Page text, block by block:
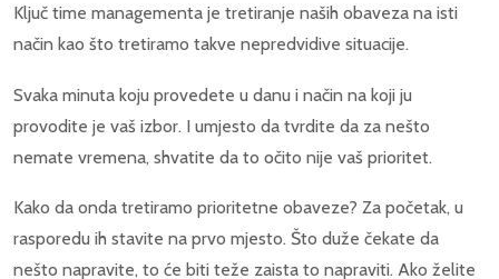
Ključ time managementa je tretiranje naših obaveza na isti
način kao što tretiramo takve nepredvidive situacije.
Svaka minuta koju provedete u danu i način na koji ju
provodite je vaš izbor. I umjesto da tvrdite da za nešto
nemate vremena, shvatite da to očito nije vaš prioritet.
Kako da onda tretiramo prioritetne obaveze? Za početak, u
rasporedu ih stavite na prvo mjesto. Što duže čekate da
nešto napravite, to će biti teže zaista to napraviti. Ako želite